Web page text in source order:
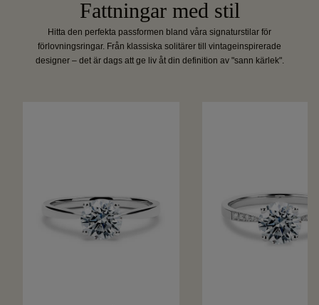
Fattningar med stil
Hitta den perfekta passformen bland våra signaturstilar för
förlovningsringar. Från klassiska solitärer till vintageinspirerade
designer – det är dags att ge liv åt din definition av "sann kärlek".